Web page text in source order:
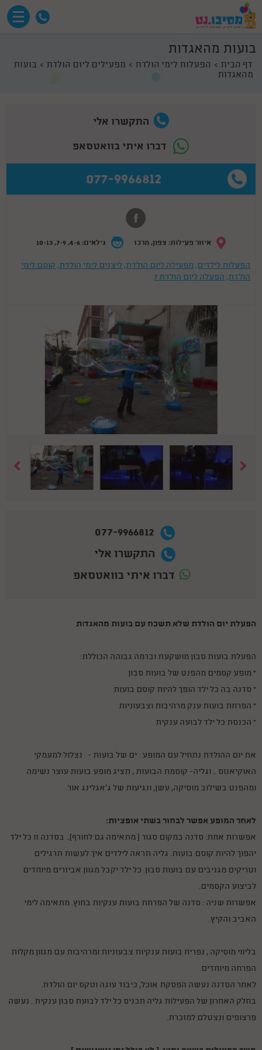
בועות מהאגדות
דף הבית הפעלות לימי הולדת מפעילים ליום הולדת
בועות
מהאגדות
התקשרו אלי
דברו איתי בוואטסאפ
077-9966812
איזור פעילות: צפון, מרכז גילאים: 4-6, 7-9, 10-13
הפעלות לילדים, מפעילה ליום הולדת, ליצנים לימי הולדת, קוסם לימי
הולדת, הפעלה ליום הולדת 7
077-9966812
התקשרו אלי
דברו איתי בוואטסאפ
הפעלת יום הולדת שלא תשכח עם בועות מהאגדות
הפעלת בועות סבון מושקעת וברמה גבוהה הכוללת:
* מופע קסמים מהפנט של בועות סבון
* סדנה בה כל ילד הופך להיות קוסם בועות
* הפרחת בועות ענק מרהיבות וצבעוניות
* הכנסת כל ילד לבועה ענקית
את יום ההולדת נתחיל עם המופע : ים של בועות - נצלול למעמקי
האוקיאנוס .. וגליה- קוסמת הבועות , תציג מופע בועות עוצר נשימה
ומהפנט בשילוב מוסיקה, עשן, ונגיעות של ג'אגלינג אור.
לאחר המופע אפשר לבחור בשתי אופציות:
אפשרות אחת: סדנה במקום סגור ( מתאימה גם לחורף).. בסדנה זו כל ילד
יהפוך להיות קוסם בועות. גליה תראה לילדים איך לעשות תרגילים
וטריקים מגניבים עם בועות סבון. כל ילד יקבל מגוון אביזרים מיוחדים
לביצוע הקסמים.
אפשרות שניה : סדנה של הפרחת בועות ענקיות בחוץ. מתאימה לימי
האביב והקיץ.
בליווי מוסיקה , נפריח בועות ענקיות צבעוניות ומרהיבות עם מגוון מקלות
הפרחה מיוחדים.
לאחר הסדנה נעשה הפסקת אוכל, כיבוד עוגה וטקס יום הולדת.
בחלק האחרון של הפעילות גליה תכניס כל ילד לבועת סבון ענקית . נעשה
פרצופים ונצטלם למזכרת.